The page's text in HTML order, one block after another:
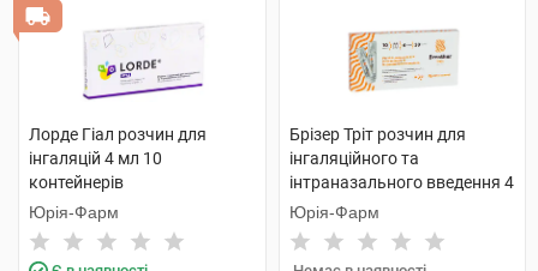
Лорде Гіал розчин для
інгаляцій 4 мл 10
контейнерів
Юрія-Фарм
Брізер Тріт розчин для
інгаляційного та
інтраназального введення 4
мл 10 контейнерів
Юрія-Фарм